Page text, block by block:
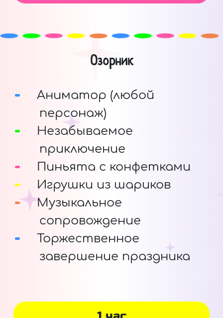
Озорник
Аниматор (любой
персонаж)
Незабываемое
приключение
Пиньята с конфетками
Игрушки из шариков
Музыкальное
сопровождение
Торжественное
завершение праздника